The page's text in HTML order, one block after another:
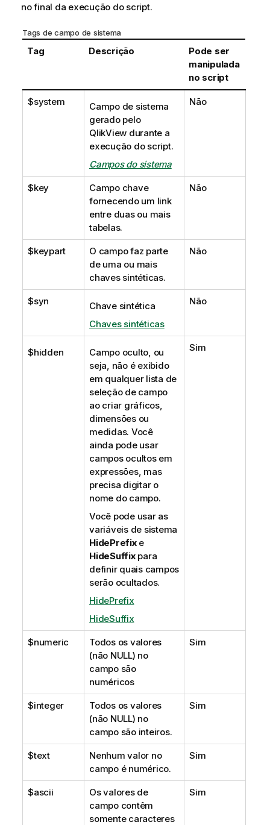
no final da execução do script.
Tags de campo de sistema
Tag Descrição
Pode ser
manipulada
no script
$system
Campo de sistema
gerado pelo
QlikView durante a
execução do script.
Campos do sistema
Não
$key
Campo chave
fornecendo um link
entre duas ou mais
tabelas.
Não
$keypart
O campo faz parte
de uma ou mais
chaves sintéticas.
Não
$syn
Chave sintética
Chaves sintéticas
Não
$hidden
Campo oculto, ou
seja, não é exibido
em qualquer lista de
seleção de campo
ao criar gráficos,
dimensões ou
medidas. Você
ainda pode usar
campos ocultos em
expressões, mas
precisa digitar o
nome do campo.
Você pode usar as
variáveis de sistema
HidePrefixe
HideSuffixpara
definir quais campos
serão ocultados.
HidePrefix
HideSuffix
Sim
$numeric
Todos os valores
(não NULL) no
campo são
numéricos
Sim
$integer
Todos os valores
(não NULL) no
campo são inteiros.
Sim
$text
Nenhum valor no
campo é numérico.
Sim
$ascii
Os valores de
campo contêm
somente caracteres
Sim